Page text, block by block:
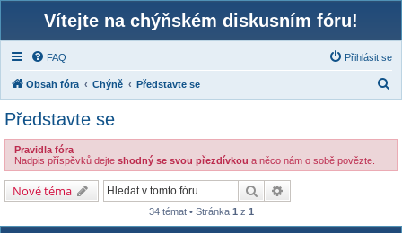
Vítejte na chýňském diskusním fóru!
FAQ Přihlásit se
Obsah fóra Chýně Představte se
a
Představte se
Pravidla fóra
Nadpis příspěvků dejte shodný se svou přezdívkou a něco nám o sobě povězte.
Nové téma Hledat
34 témat • Stránka 1 z 1